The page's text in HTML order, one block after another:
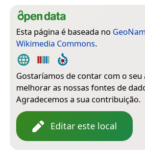
Esta página é baseada no
Wikimedia Commons.
Gostaríamos de contar com o seu
melhorar as nossas fontes de
Agradecemos a sua contribuição.
Editar este local